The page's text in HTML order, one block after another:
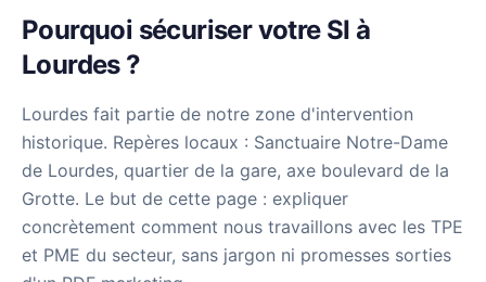
Pourquoi sécuriser votre SI à
Lourdes ?
Lourdes fait partie de notre zone d'intervention
historique. Repères locaux : Sanctuaire Notre-Dame
de Lourdes, quartier de la gare, axe boulevard de la
Grotte. Le but de cette page : expliquer
concrètement comment nous travaillons avec les TPE
et PME du secteur, sans jargon ni promesses sorties